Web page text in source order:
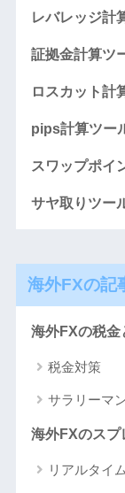
レバレッジ計
証拠金計算ツ
ロスカット計
pips計算ツー
スワップポイ
サヤ取りツー
海外FXの記
海外FXの税金
税金対策
サラリーマ
海外FXのスプ
リアルタイ